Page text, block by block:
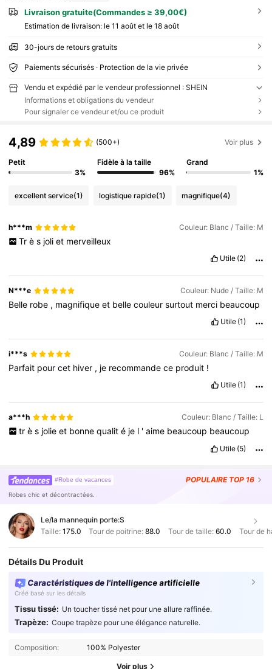
Livraison gratuite(Commandes ≥ 39,00€)
Estimation de livraison: le 11 août et le 18 août
30-jours de retours gratuits
Paiements sécurisés · Protection de la vie privée
Vendu et expédié par le vendeur professionnel : SHEIN
Informations et obligations du vendeur
Pour signaler ce vendeur et/ou ce produit
4,89 (500+) Voir plus
Petit
3%
Fidèle à la taille
96%
Grand
1%
excellent service(1) logistique rapide(1) magnifique(4)
h***m Couleur: Blanc / Taille: M
Tr è s joli et merveilleux
Utile (2)
N***e Couleur: Nude / Taille: M
Belle robe , magnifiqueet bellecouleursurtout merci beaucoup
Utile (1)
i***s Couleur: Blanc / Taille: M
Parfait pourcet hiver , je recommandece produit !
Utile (1)
a***h Couleur: Blanc / Taille: L
tr è s jolie et bonne qualit é je l ' aime beaucoup beaucoup
Utile (5)
#Robe de vacances POPULAIRE TOP 16
Robes chic et décontractées.
Le/la mannequin porte:S
Taille: 175.0 Tour de poitrine:88.0 Tour de taille: 60.0 Tour de
Détails Du Produit
Caractéristiques de l'intelligence artificielle
Créé basé sur les détails
Tissu tissé: Un toucher tissé net pour une allure raffinée.
Trapèze: Coupe trapèze pour une élégance naturelle.
Composition: 100% Polyester
Voir plus